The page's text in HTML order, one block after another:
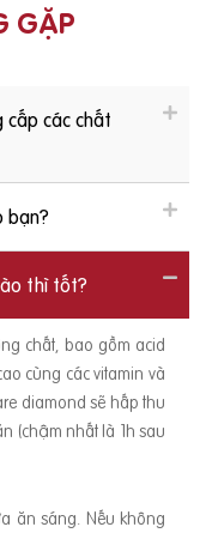
GẶP
cấp các chất
bạn?
thì tốt?
chất, bao gồm acid
cùng các vitamin và
diamond sẽ hấp thu
(chậm nhất là 1h sau
ăn sáng. Nếu không